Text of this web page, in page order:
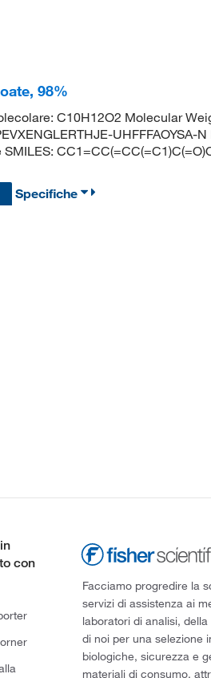
98%
C10H12O2 Molecular
UHFFFAOYSA-
Specifiche
con
Facciamo progredire la
servizi di assistenza ai
laboratori di analisi,
di noi per una selezione
biologiche, sicurezza e
materiali di consumo,